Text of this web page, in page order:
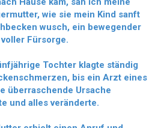
wie sie mein Kind sanft
wusch, ein bewegender
Fürsorge.
Tochter klagte ständig
bis ein Arzt eines
überraschende Ursache
und alles veränderte.